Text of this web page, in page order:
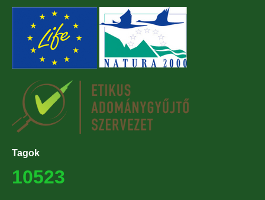
Tagok
10523